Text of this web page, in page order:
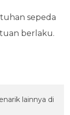
sepeda
berlaku.
lainnya di